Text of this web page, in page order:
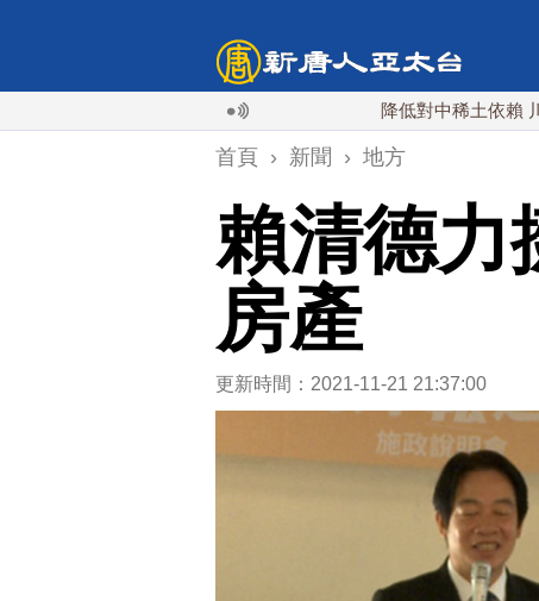
降低對中稀土依賴 川普宣布
首頁 › 新聞 › 地方
賴清德力
房產
更新時間：2021-11-21 21:37:00